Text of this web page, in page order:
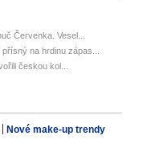
Červenka. Vesel...
na hrdinu zápas...
českou kol...
Nové make-up trendy